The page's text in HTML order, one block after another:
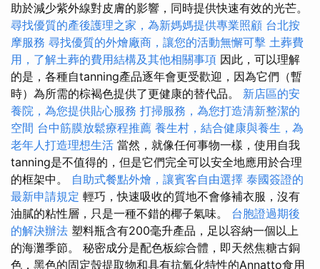
助於減少紫外線對皮膚的影響，同時提供快速有效的光芒。
尋找優質的產後護理之家，為新媽媽提供專業照顧 台北按
摩服務 尋找優質的外燴廠商，讓您的活動無懈可擊 土葬費
用，了解土葬的費用結構及其他相關事項 因此，可以理解
的是，各種自tanning產品逐年會更受歡迎，因為它們（暫
時）為所需的棕褐色提供了更健康的替代品。 新店區的安
養院，為您提供貼心服務 打掃服務，為您打造清新整潔的
空間 台中筋膜放鬆療程推薦 養生村，結合健康與養生，為
老年人打造理想生活 當然，就像任何事物一樣，使用自我
tanning是不值得的，但是它們完全可以安全地應用於合理
的框架中。 自助式餐點外燴，讓賓客自由選擇 泰國簽證的
最新申請規定 輕巧，快速吸收的質地不會修補衣服，沒有
油膩的粘性層，只是一種不錯的椰子氣味。 台胞證過期後
的解決辦法 塑料瓶含有200毫升產品，足以容納一個以上
的海灘季節。 秘密成分是配色板綜合體，即天然焦糖古銅
色，黑色的固定殼提取物和具有抗氧化特性的Annatto食用